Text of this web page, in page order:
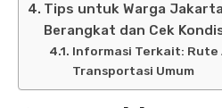
Tips untuk Warga
Berangkat dan Cek
Informasi Terkait:
Transportasi Umum